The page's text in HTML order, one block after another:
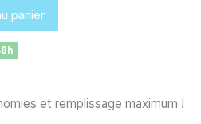
panier
et remplissage maximum !